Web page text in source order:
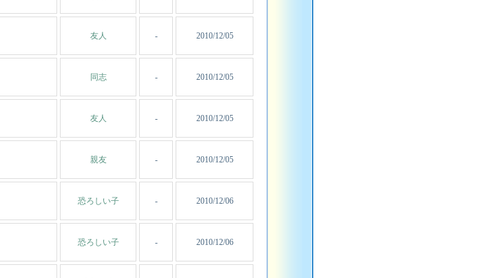
友人 - 2010/12/05
同志 - 2010/12/05
友人 - 2010/12/05
親友 - 2010/12/05
恐ろしい子 - 2010/12/06
恐ろしい子 - 2010/12/06